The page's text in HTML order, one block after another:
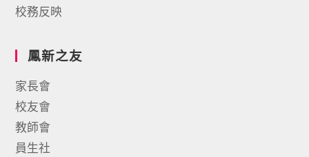
校務反映
鳳新之友
家長會
校友會
教師會
員生社